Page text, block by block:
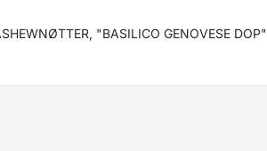
"BASILICO GENOVESE